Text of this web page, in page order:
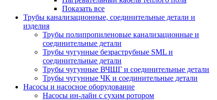
Показать все
Трубы канализационные, соединительные детали и
изделия
Трубы полипропиленовые канализационные и
соединительные детали
Трубы чугунные безраструбные SML и
соединительные детали
Трубы чугунные ВЧШГ и соединительные детали
Трубы чугунные ЧК и соединительные детали
Насосы и насосное оборудование
Насосы ин-лайн с сухим ротором